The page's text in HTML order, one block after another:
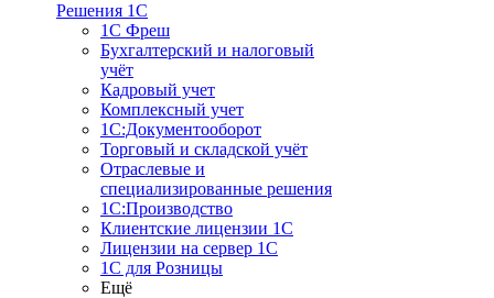
Решения 1С
1С Фреш
Бухгалтерский и налоговый
учёт
Кадровый учет
Комплексный учет
1С:Документооборот
Торговый и складской учёт
Отраслевые и
специализированные решения
1С:Производство
Клиентские лицензии 1С
Лицензии на сервер 1С
1С для Розницы
Ещё